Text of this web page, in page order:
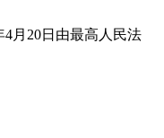
月20日由最高人民法